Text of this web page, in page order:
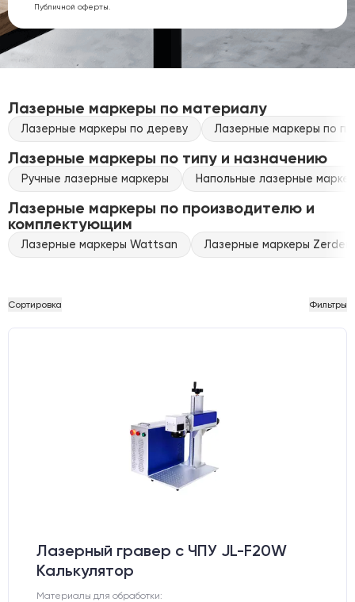
Публичной оферты.
Лазерные маркеры по материалу
Лазерные маркеры по дереву Лазерные маркеры по
Лазерные маркеры по типу и назначению
Ручные лазерные маркеры Напольные лазерные
Лазерные маркеры по производителю и
комплектующим
Лазерные маркеры Wattsan Лазерные маркеры Zerder
Сортировка Фильтры
Лазерный гравер с ЧПУ JL-F20W
Калькулятор
Материалы для обработки: